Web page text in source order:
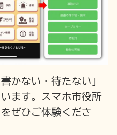
かない・待たない」
ます。スマホ市役所
ぜひご体験くださ